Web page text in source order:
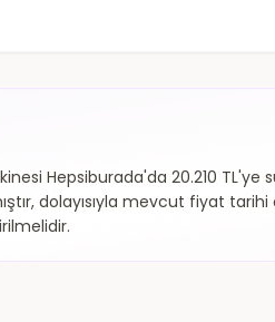
Hepsiburada'da 20.210
dolayısıyla mevcut fiyat